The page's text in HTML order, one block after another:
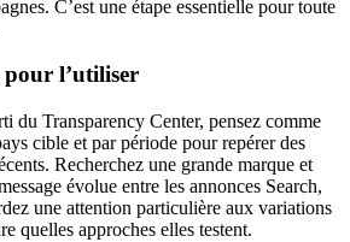
C’est une étape essentielle pour toute
pour l’utiliser
du Transparency Center, pensez comme
cible et par période pour repérer des
Recherchez une grande marque et
évolue entre les annonces Search,
une attention particulière aux variations
quelles approches elles testent.